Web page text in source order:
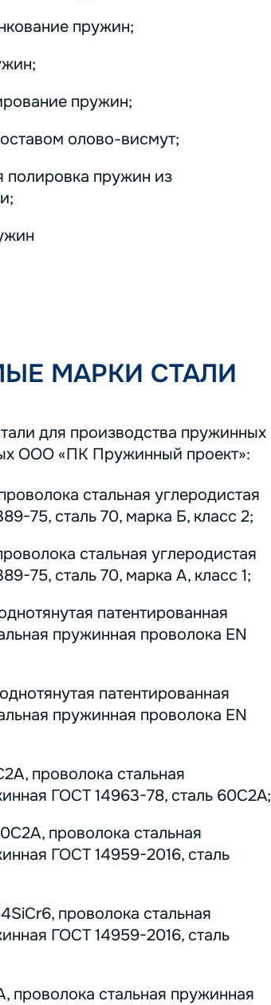
пружин;
пружин;
олово-висмут;
полировка пружин из
МАРКИ СТАЛИ
для производства пружинных
ООО «ПК Пружинный проект»:
стальная углеродистая
75, сталь 70, марка Б, класс 2;
стальная углеродистая
75, сталь 70, марка А, класс 1;
патентированная
пружинная проволока EN
патентированная
пружинная проволока EN
проволока стальная
ГОСТ 14963-78, сталь 60С2А;
проволока стальная
ГОСТ 14959-2016, сталь
проволока стальная
ГОСТ 14959-2016, сталь
проволока стальная пружинная